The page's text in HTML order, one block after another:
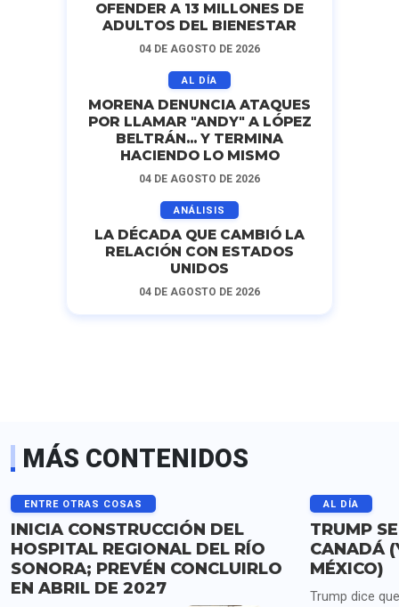
OFENDER A 13 MILLONES DE
ADULTOS DEL BIENESTAR
04 DE AGOSTO DE 2026
AL DÍA
MORENA DENUNCIA ATAQUES
POR LLAMAR "ANDY" A LÓPEZ
BELTRÁN... Y TERMINA
HACIENDO LO MISMO
04 DE AGOSTO DE 2026
ANÁLISIS
LA DÉCADA QUE CAMBIÓ LA
RELACIÓN CON ESTADOS
UNIDOS
04 DE AGOSTO DE 2026
MÁS CONTENIDOS
ENTRE OTRAS COSAS
INICIA CONSTRUCCIÓN DEL
HOSPITAL REGIONAL DEL RÍO
SONORA; PREVÉN CONCLUIRLO
EN ABRIL DE 2027
AL DÍA
TRUMP
CANADÁ
MÉXICO)
Trump dice